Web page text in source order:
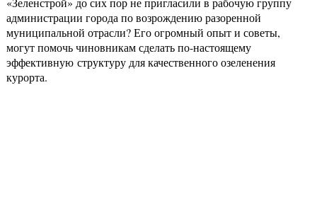
администрации города по возрождению разоренной
муниципальной отрасли? Его огромный опыт и советы,
могут помочь чиновникам сделать по-настоящему
эффективную структуру для качественного озеленения
курорта.